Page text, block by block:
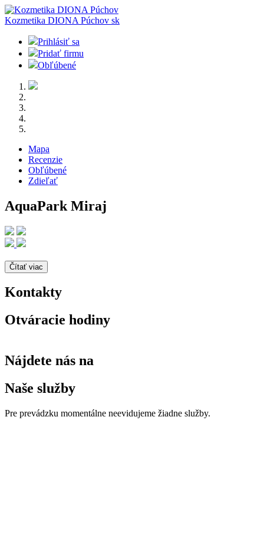
Kozmetika DIONA Púchov sk
Prihlásiť sa
Pridať firmu
Obľúbené
Mapa
Recenzie
Obľúbené
Zdieľať
AquaPark Miraj
Čítať viac
Kontakty
Otváracie hodiny
Nájdete nás na
Naše služby
Pre prevádzku momentálne neevidujeme žiadne služby.